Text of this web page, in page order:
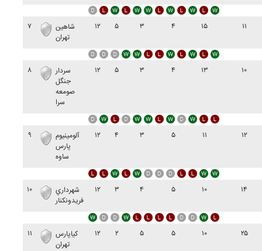
۷
شاهين
تهران
۱۲ ۵ ۳ ۴ ۱۵ ۱۱
۸
سردار
جنگل
صومعه
سرا
۱۲ ۵ ۳ ۴ ۱۳ ۱۰
۹
آلومينيوم
پارس
ساوه
۱۲ ۴ ۳ ۵ ۱۱ ۱۲
۱۰
شهرداري
فريدونکنار
۱۲ ۳ ۴ ۵ ۱۰ ۱۴
۱۱
کياپارس
تهران
۱۲ ۲ ۵ ۵ ۱۰ ۲۵